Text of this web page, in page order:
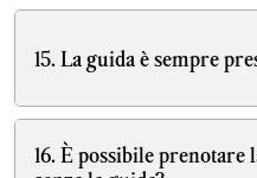
15. La guida è sempre
16. È possibile prenotare